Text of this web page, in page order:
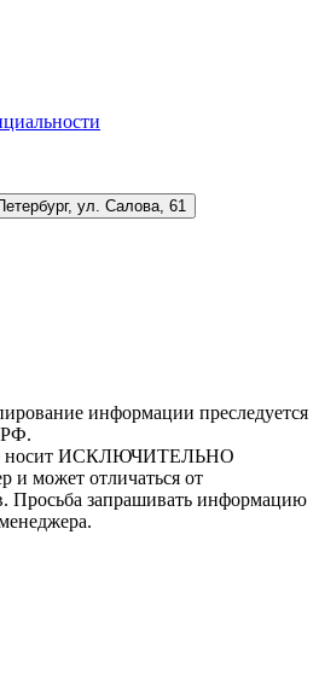
ул. Салова, 61
информации преследуется
РФ.
носит ИСКЛЮЧИТЕЛЬНО
и может отличаться от
Просьба запрашивать информацию